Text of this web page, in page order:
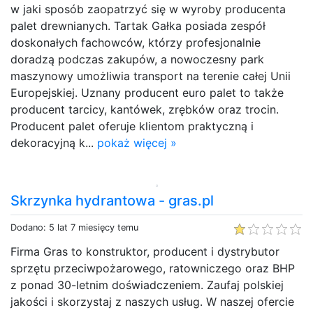
w jaki sposób zaopatrzyć się w wyroby producenta
palet drewnianych. Tartak Gałka posiada zespół
doskonałych fachowców, którzy profesjonalnie
doradzą podczas zakupów, a nowoczesny park
maszynowy umożliwia transport na terenie całej Unii
Europejskiej. Uznany producent euro palet to także
producent tarcicy, kantówek, zrębków oraz trocin.
Producent palet oferuje klientom praktyczną i
dekoracyjną k... pokaż więcej »
Skrzynka hydrantowa - gras.pl
Dodano: 5 lat 7 miesięcy temu
Firma Gras to konstruktor, producent i dystrybutor
sprzętu przeciwpożarowego, ratowniczego oraz BHP
z ponad 30-letnim doświadczeniem. Zaufaj polskiej
jakości i skorzystaj z naszych usług. W naszej ofercie